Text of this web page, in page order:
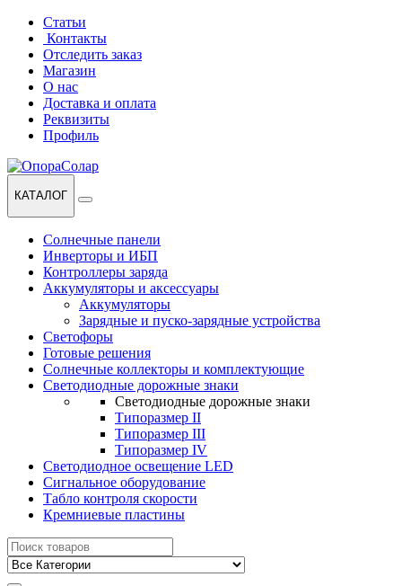
Перейти
навигации
Перейти
содержанию
Статьи
Контакты
Отследить заказ
Магазин
О нас
Доставка и оплата
Реквизиты
Профиль
КАТАЛОГ
Солнечные панели
Инверторы и ИБП
Контроллеры заряда
Аккумуляторы и аксессуары
Аккумуляторы
Зарядные и пуско-зарядные устройства
Светофоры
Готовые решения
Солнечные коллекторы и комплектующие
Светодиодные дорожные знаки
Светодиодные дорожные знаки
Типоразмер II
Типоразмер III
Типоразмер IV
Светодиодное освещение LED
Сигнальное оборудование
Табло контроля скорости
Кремниевые пластины
Найти: